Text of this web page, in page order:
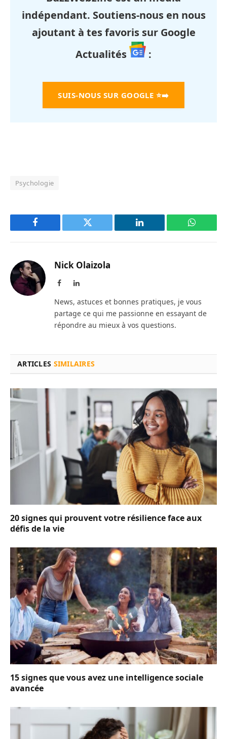
indépendant. Soutiens-nous en nous
ajoutant à tes favoris sur Google
Actualités
:
SUIS-NOUS SUR GOOGLE ⭐➡️
Psychologie
Facebook Twitter LinkedIn
Nick Olaizola
FacebookLinkedIn
News, astuces et bonnes pratiques, je vous
partage ce qui me passionne en essayant de
répondre au mieux à vos questions.
ARTICLES SIMILAIRES
20 signes qui prouvent votre résilience face aux
défis de la vie
15 signes que vous avez une intelligence sociale
avancée